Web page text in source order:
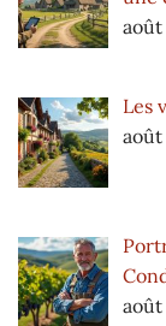
août
Les
août
août